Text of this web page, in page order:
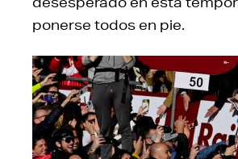
ponerse todos en pie.